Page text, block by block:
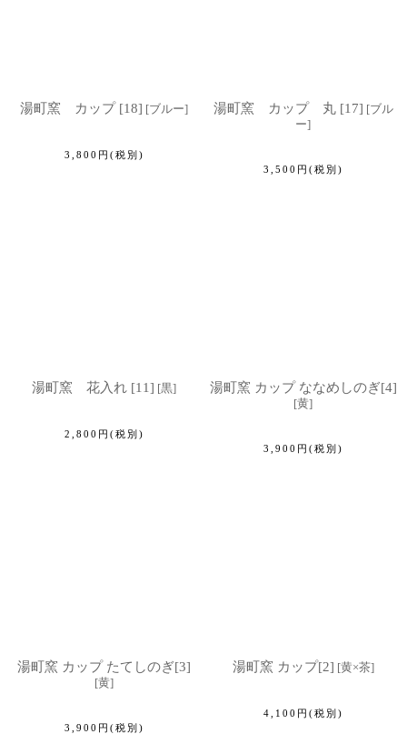
湯町窯 カップ [18] [ブルー]
3,800 円 (税別)
湯町窯 カップ 丸 [17] [ブル
ー]
3,500 円 (税別)
湯町窯 花入れ [11] [黒]
2,800 円 (税別)
湯町窯 カップ ななめしのぎ[4]
[黄]
3,900 円 (税別)
湯町窯 カップ たてしのぎ[3]
[黄]
3,900 円 (税別)
湯町窯 カップ[2] [黄×茶]
4,100 円 (税別)